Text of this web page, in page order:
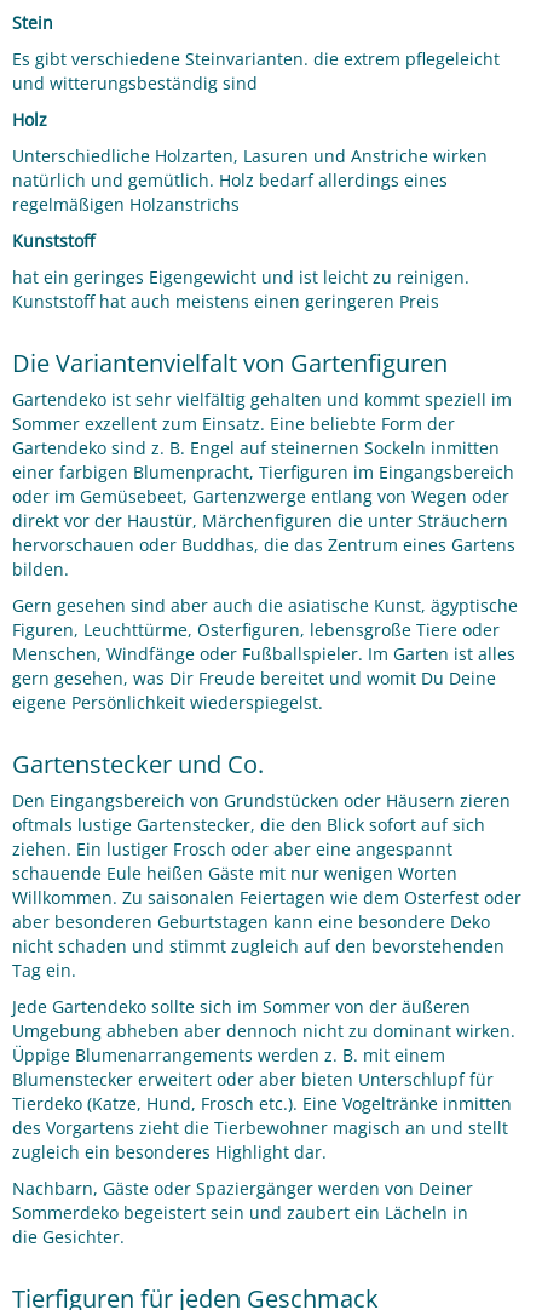
Stein
Es gibt verschiedene Steinvarianten. die extrem pflegeleicht
und witterungsbeständig sind
Holz
Unterschiedliche Holzarten, Lasuren und Anstriche wirken
natürlich und gemütlich. Holz bedarf allerdings eines
regelmäßigen Holzanstrichs
Kunststoff
hat ein geringes Eigengewicht und ist leicht zu reinigen.
Kunststoff hat auch meistens einen geringeren Preis
Die Variantenvielfalt von Gartenfiguren
Gartendeko ist sehr vielfältig gehalten und kommt speziell im
Sommer exzellent zum Einsatz. Eine beliebte Form der
Gartendeko sind z. B. Engel auf steinernen Sockeln inmitten
einer farbigen Blumenpracht, Tierfiguren im Eingangsbereich
oder im Gemüsebeet, Gartenzwerge entlang von Wegen oder
direkt vor der Haustür, Märchenfiguren die unter Sträuchern
hervorschauen oder Buddhas, die das Zentrum eines Gartens
bilden.
Gern gesehen sind aber auch die asiatische Kunst, ägyptische
Figuren, Leuchttürme, Osterfiguren, lebensgroße Tiere oder
Menschen, Windfänge oder Fußballspieler. Im Garten ist alles
gern gesehen, was Dir Freude bereitet und womit Du Deine
eigene Persönlichkeit wiederspiegelst.
Gartenstecker und Co.
Den Eingangsbereich von Grundstücken oder Häusern zieren
oftmals lustige Gartenstecker, die den Blick sofort auf sich
ziehen. Ein lustiger Frosch oder aber eine angespannt
schauende Eule heißen Gäste mit nur wenigen Worten
Willkommen. Zu saisonalen Feiertagen wie dem Osterfest oder
aber besonderen Geburtstagen kann eine besondere Deko
nicht schaden und stimmt zugleich auf den bevorstehenden
Tag ein.
Jede Gartendeko sollte sich im Sommer von der äußeren
Umgebung abheben aber dennoch nicht zu dominant wirken.
Üppige Blumenarrangements werden z. B. mit einem
Blumenstecker erweitert oder aber bieten Unterschlupf für
Tierdeko (Katze, Hund, Frosch etc.). Eine Vogeltränke inmitten
des Vorgartens zieht die Tierbewohner magisch an und stellt
zugleich ein besonderes Highlight dar.
Nachbarn, Gäste oder Spaziergänger werden von Deiner
Sommerdeko begeistert sein und zaubert ein Lächeln in
die Gesichter.
Tierfiguren für jeden Geschmack